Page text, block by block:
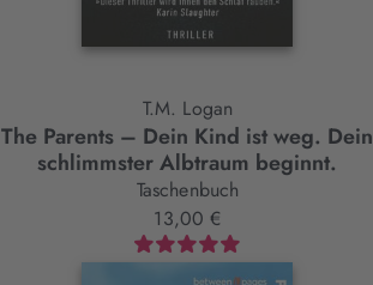
T.M. Logan
The Parents – Dein Kind ist weg. Dein
schlimmster Albtraum beginnt.
Taschenbuch
13,00 €